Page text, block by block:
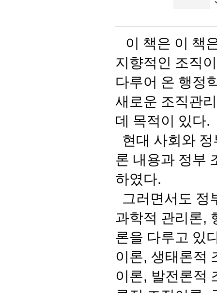
이 책은 이 책
지향적인 조직
다루어 온 행정
새로운 조직관
데 목적이 있다.
현대 사회와
론 내용과 정부
하였다.
그러면서도 정
과학적 관리론,
론을 다루고 있
이론, 생태론적
이론, 발전론적